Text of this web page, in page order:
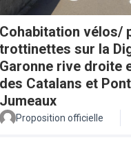
Cohabitation vélos/
trottinettes sur la
Garonne rive droite
des Catalans et
Jumeaux
Proposition officielle